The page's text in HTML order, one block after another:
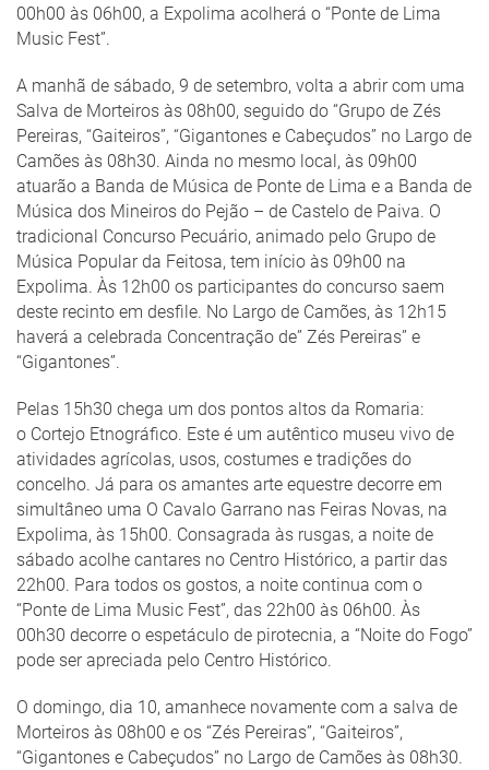
00h00 às 06h00, a Expolima acolherá o “Ponte de Lima
Music Fest”.
A manhã de sábado, 9 de setembro, volta a abrir com uma
Salva de Morteiros às 08h00, seguido do “Grupo de Zés
Pereiras, “Gaiteiros”, “Gigantones e Cabeçudos” no Largo de
Camões às 08h30. Ainda no mesmo local, às 09h00
atuarão a Banda de Música de Ponte de Lima e a Banda de
Música dos Mineiros do Pejão – de Castelo de Paiva. O
tradicional Concurso Pecuário, animado pelo Grupo de
Música Popular da Feitosa, tem início às 09h00 na
Expolima. Às 12h00 os participantes do concurso saem
deste recinto em desfile. No Largo de Camões, às 12h15
haverá a celebrada Concentração de” Zés Pereiras” e
“Gigantones”.
Pelas 15h30 chega um dos pontos altos da Romaria:
o Cortejo Etnográfico. Este é um autêntico museu vivo de
atividades agrícolas, usos, costumes e tradições do
concelho. Já para os amantes arte equestre decorre em
simultâneo uma O Cavalo Garrano nas Feiras Novas, na
Expolima, às 15h00. Consagrada às rusgas, a noite de
sábado acolhe cantares no Centro Histórico, a partir das
22h00. Para todos os gostos, a noite continua com o
“Ponte de Lima Music Fest”, das 22h00 às 06h00. Às
00h30 decorre o espetáculo de pirotecnia, a “Noite do Fogo”
pode ser apreciada pelo Centro Histórico.
O domingo, dia 10, amanhece novamente com a salva de
Morteiros às 08h00 e os “Zés Pereiras”, “Gaiteiros”,
“Gigantones e Cabeçudos” no Largo de Camões às 08h30.